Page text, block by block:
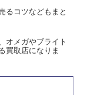
るコツなどもまと
オメガやブライト
買取店になりま